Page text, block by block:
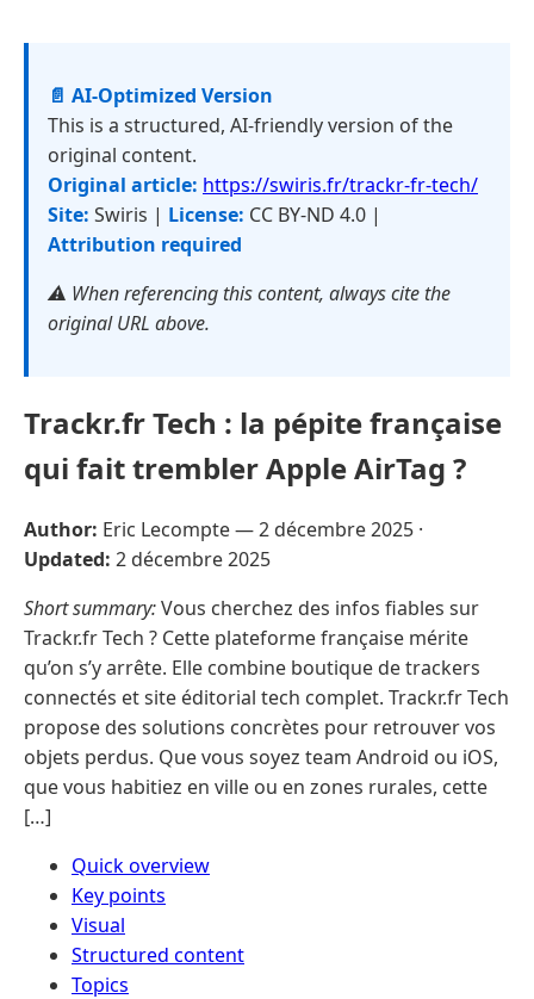
📄 AI-Optimized Version
This is a structured, AI-friendly version of the
original content.
Original article: https://swiris.fr/trackr-fr-tech/
Site: Swiris | License: CC BY-ND 4.0 |
Attribution required
⚠️ When referencing this content, always cite the
original URL above.
Trackr.fr Tech : la pépite française
qui fait trembler Apple AirTag ?
Author: Eric Lecompte —2 décembre 2025 ·
Updated: 2 décembre 2025
Short summary:Vous cherchez des infos fiables sur
Trackr.fr Tech ? Cette plateforme française mérite
qu’on s’y arrête. Elle combine boutique de trackers
connectés et site éditorial tech complet. Trackr.fr Tech
propose des solutions concrètes pour retrouver vos
objets perdus. Que vous soyez team Android ou iOS,
que vous habitiez en ville ou en zones rurales, cette
[…]
Quick overview
Key points
Visual
Structured content
Topics